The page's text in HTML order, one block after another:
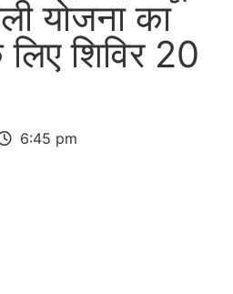
योजना का
शिविर 20
6:45 pm